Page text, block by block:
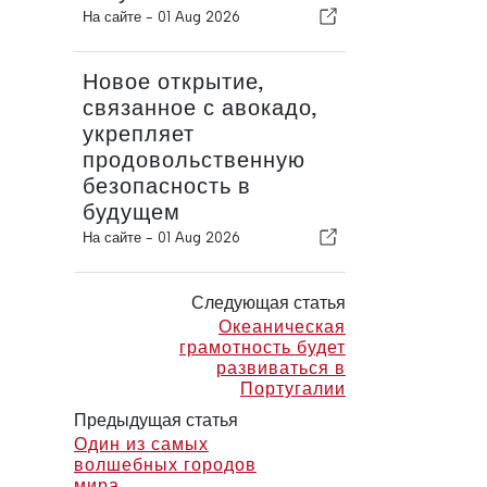
На сайте - 01 Aug 2026
Новое открытие,
связанное с авокадо,
укрепляет
продовольственную
безопасность в
будущем
На сайте - 01 Aug 2026
Следующая статья
Океаническая
грамотность будет
развиваться в
Португалии
Предыдущая статья
Один из самых
волшебных городов